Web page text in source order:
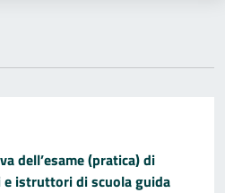
dell’esame (pratica) di
istruttori di scuola guida